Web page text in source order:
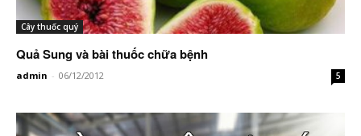
Cây thuốc quý
Quả Sung và bài thuốc chữa bệnh
admin - 06/12/2012 5